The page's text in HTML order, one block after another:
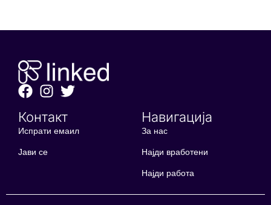
Контакт
Испрати емаил
Јави се
Навигација
За нас
Најди вработени
Најди работа